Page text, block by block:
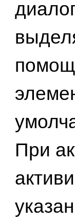
При